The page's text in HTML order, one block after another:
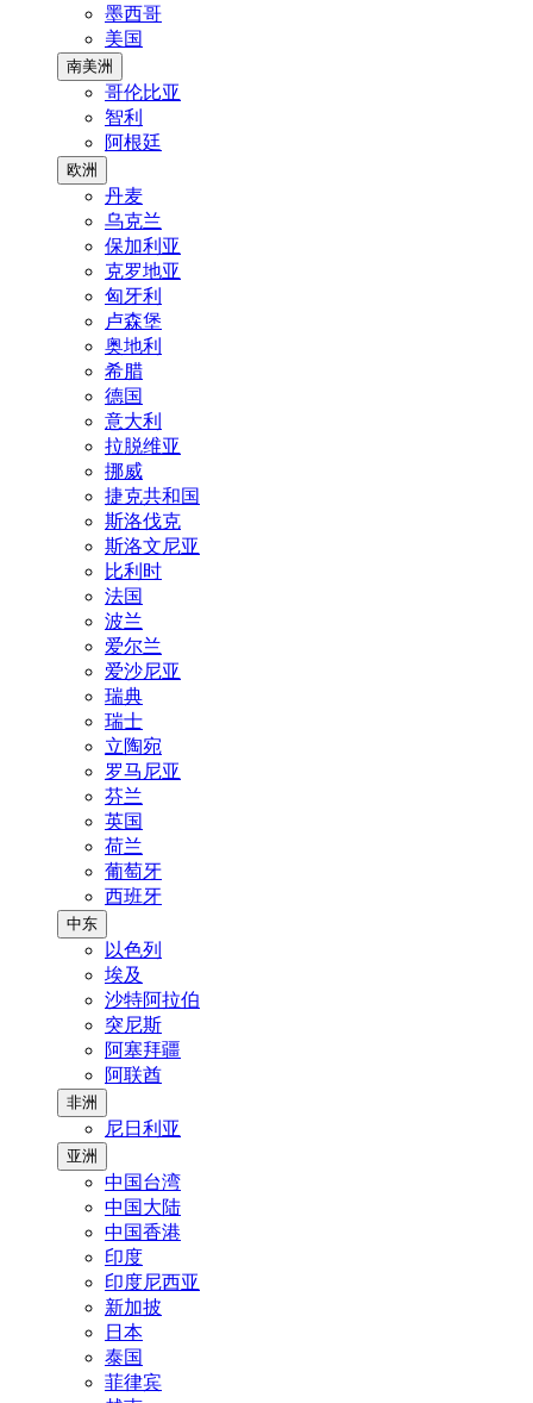
墨西哥
美国
南美洲
哥伦比亚
智利
阿根廷
欧洲
丹麦
乌克兰
保加利亚
克罗地亚
匈牙利
卢森堡
奥地利
希腊
德国
意大利
拉脱维亚
挪威
捷克共和国
斯洛伐克
斯洛文尼亚
比利时
法国
波兰
爱尔兰
爱沙尼亚
瑞典
瑞士
立陶宛
罗马尼亚
芬兰
英国
荷兰
葡萄牙
西班牙
中东
以色列
埃及
沙特阿拉伯
突尼斯
阿塞拜疆
阿联酋
非洲
尼日利亚
亚洲
中国台湾
中国大陆
中国香港
印度
印度尼西亚
新加披
日本
泰国
菲律宾